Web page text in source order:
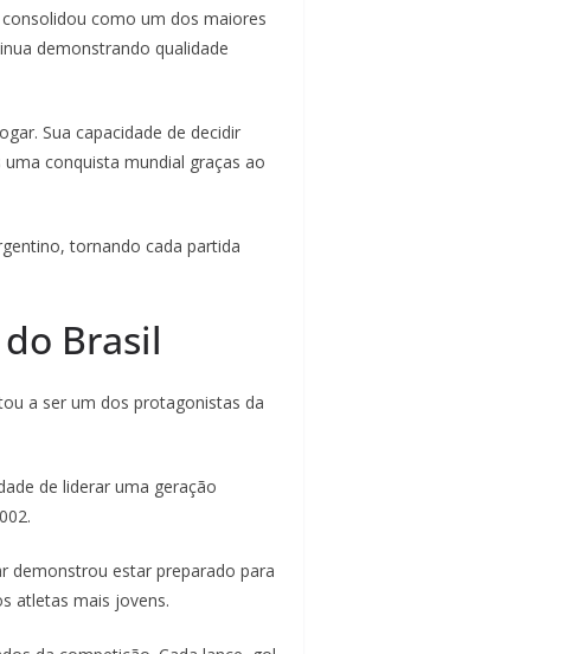
como um dos maiores
demonstrando qualidade
Sua capacidade de decidir
conquista mundial graças ao
tornando cada partida
Brasil
a ser um dos protagonistas da
de liderar uma geração
demonstrou estar preparado para
atletas mais jovens.